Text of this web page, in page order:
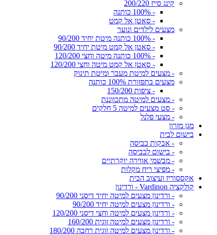
קינג סייז 200/220
- 100% כותנה
- סאטן אל קמט
מצעים לילדים ונוער
- 100% כותנה מיטת יחיד 90/200
- סאטן אל קמט מיטת יחיד 90/200
- 100% כותנה מיטה וחצי 120/200
- סאטן אל קמט מיטה וחצי 120/200
- מצעים למיטת מעבר ומיטת תינוק
מצעים בתפזורת 100% כותנה
- ציפות 150/200
- מצעים למיטה מתכווננת
- סט מצעים למיטה 5 חלקים
- מצעי פלנל
מגן מזרון
בישום לבית
- אבקות כביסה
- בישום לכביסה
- מבשמי אווירה יוקרתיים
- מפיצי ריח מקלות
אקססוריז ועיצוב הבית
קולקציה Vardinon - ורדינון
- ורדינון מצעים למיטה יחיד דיסני 90/200
- ורדינון מצעים למיטה יחיד 90/200
- ורדינון מצעים למיטה וחצי דיסני 120/200
- ורדינון מצעים למיטה זוגית 160/200
- ורדינון מצעים למיטה זוגית רחבה 180/200